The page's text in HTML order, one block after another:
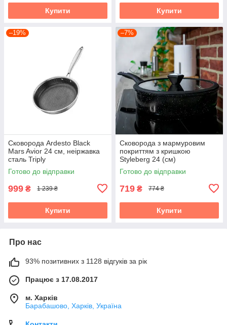
Купити Купити
–19%
Сковорода Ardesto Black
Mars Avior 24 см, неіржавка
сталь Triply
Готово до відправки
999 ₴ 1 239 ₴
Купити
–7%
Сковорода з мармуровим
покриттям з кришкою
Styleberg 24 (см)
Готово до відправки
719 ₴ 774 ₴
Купити
Про нас
93% позитивних з 1128 відгуків за рік
Працює з 17.08.2017
м. Харків
Барабашово, Харків, Україна